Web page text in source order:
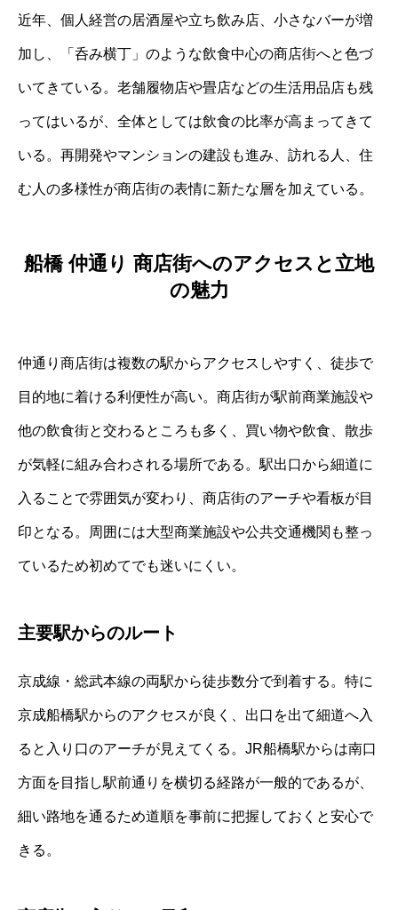
近年、個人経営の居酒屋や立ち飲み店、小さなバーが増
加し、「呑み横丁」のような飲食中心の商店街へと色づ
いてきている。老舗履物店や畳店などの生活用品店も残
ってはいるが、全体としては飲食の比率が高まってきて
いる。再開発やマンションの建設も進み、訪れる人、住
む人の多様性が商店街の表情に新たな層を加えている。
船橋 仲通り 商店街へのアクセスと立地
の魅力
仲通り商店街は複数の駅からアクセスしやすく、徒歩で
目的地に着ける利便性が高い。商店街が駅前商業施設や
他の飲食街と交わるところも多く、買い物や飲食、散歩
が気軽に組み合わされる場所である。駅出口から細道に
入ることで雰囲気が変わり、商店街のアーチや看板が目
印となる。周囲には大型商業施設や公共交通機関も整っ
ているため初めてでも迷いにくい。
主要駅からのルート
京成線・総武本線の両駅から徒歩数分で到着する。特に
京成船橋駅からのアクセスが良く、出口を出て細道へ入
ると入り口のアーチが見えてくる。JR船橋駅からは南口
方面を目指し駅前通りを横切る経路が一般的であるが、
細い路地を通るため道順を事前に把握しておくと安心で
きる。